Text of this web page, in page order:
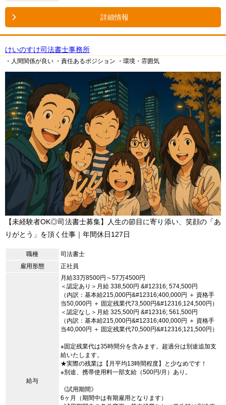
詳細情報
けいのすけ司法書士事務所
・人間関係が良い ・責任あるポジション ・環境・雰囲気
【未経験者OK◎司法書士募集】人生の節目に寄り添い、笑顔の「あ
りがとう」を頂く仕事｜年間休日127日
職種
司法書士
雇用形態
正社員
給与
月給33万8500円～57万4500円
＜認定あり＞月給 338,500円 &#12316; 574,500円
（内訳：基本給215,000円&#12316;400,000円 ＋ 資格手
当50,000円 ＋ 固定残業代73,500円&#12316;124,500円）
＜認定なし＞月給 325,500円 &#12316; 561,500円
（内訳：基本給215,000円&#12316;400,000円 ＋ 資格手
当40,000円 ＋ 固定残業代70,500円&#12316;121,500円）
※固定残業代は35時間分を含みます。超過分は別途追加支
給いたします。
★実際の残業は【月平均13時間程度】と少なめです！
※別途、携帯使用料一部支給（500円/月）あり。
《試用期間》
6ヶ月（期間中は有期雇用となります）